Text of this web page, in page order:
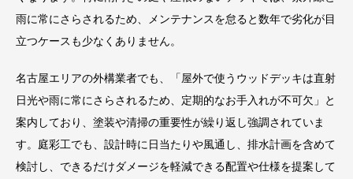
雨に常にさらされるため、メンテナンスを怠ると数年で劣化が目
立つケースも少なくありません。
名古屋エリアの外構業者でも、「屋外で使うウッドデッキは直射
日光や雨に常にさらされるため、定期的なお手入れが不可欠」と
案内しており、塗装や清掃の重要性が繰り返し強調されていま
す。庭彩工でも、設計時に日当たりや風通し、排水計画を含めて
検討し、できるだけダメージを軽減できる配置や仕様を提案して